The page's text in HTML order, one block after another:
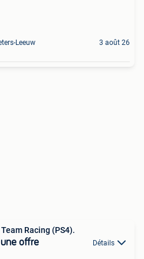
Leeuw 3 août 26
Racing (PS4).
offre Détails